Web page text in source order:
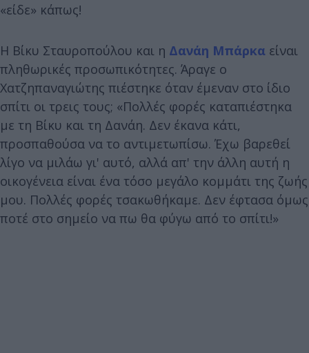
«είδε» κάπως!
Η Βίκυ Σταυροπούλου και η Δανάη Μπάρκα είναι
πληθωρικές προσωπικότητες. Άραγε ο
Χατζηπαναγιώτης πιέστηκε όταν έμεναν στο ίδιο
σπίτι οι τρεις τους; «Πολλές φορές καταπιέστηκα
με τη Βίκυ και τη Δανάη. Δεν έκανα κάτι,
προσπαθούσα να το αντιμετωπίσω. Έχω βαρεθεί
λίγο να μιλάω γι' αυτό, αλλά απ' την άλλη αυτή η
οικογένεια είναι ένα τόσο μεγάλο κομμάτι της ζωής
μου. Πολλές φορές τσακωθήκαμε. Δεν έφτασα όμως
ποτέ στο σημείο να πω θα φύγω από το σπίτι!»